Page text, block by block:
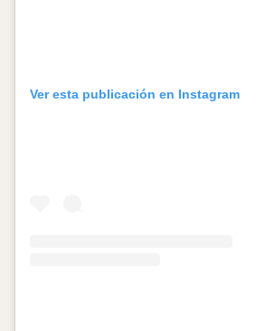
Ver esta publicación en Instagram